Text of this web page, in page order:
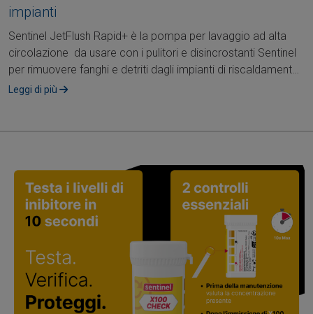
impianti
Sentinel JetFlush Rapid+ è la pompa per lavaggio ad alta
circolazione da usare con i pulitori e disincrostanti Sentinel
per rimuovere fanghi e detriti dagli impianti di riscaldamento
domestico....
Leggi di più